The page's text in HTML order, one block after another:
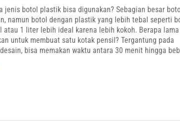
jenis botol plastik bisa digunakan? Sebagian besar
namun botol dengan plastik yang lebih tebal seperti
atau 1 liter lebih ideal karena lebih kokoh. Berapa
untuk membuat satu kotak pensil? Tergantung pada
bisa memakan waktu antara 30 menit hingga